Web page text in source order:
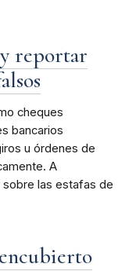
reportar
cheques
bancarios
u órdenes de
A
las estafas de